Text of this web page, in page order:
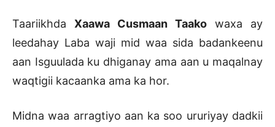
Taariikhda Xaawa Cusmaan Taako waxa ay
leedahay Laba waji mid waa sida badankeenu
aan Isguulada ku dhiganay ama aan u maqalnay
waqtigii kacaanka ama ka hor.
Midna waa arragtiyo aan ka soo ururiyay dadkii